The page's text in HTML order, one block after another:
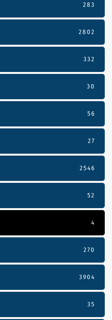
283
2802
332
30
56
27
2546
52
4
270
3904
35